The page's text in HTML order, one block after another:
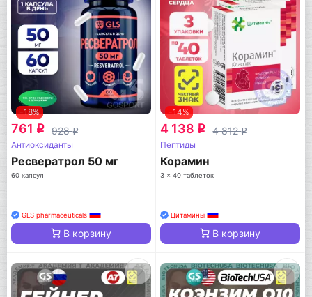
-18%
761 q 928q
Антиоксиданты
Ресвератрол 50 мг
60 капсул
GLS pharmaceuticals
В корзину
-14%
4 138 q 4 812q
Пептиды
Корамин
3 x 40 таблеток
Цитамины
В корзину